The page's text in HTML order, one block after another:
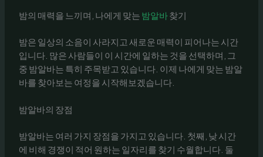
밤의 매력을 느끼며, 나에게 맞는 밤알바찾기
밤은 일상의 소음이 사라지고 새로운 매력이 피어나는 시간
입니다. 많은 사람들이 이 시간에 일하는 것을 선택하며, 그
중 밤알바는 특히 주목받고 있습니다. 이제 나에게 맞는 밤알
바를 찾아보는 여정을 시작해보겠습니다.
밤알바의 장점
밤알바는 여러 가지 장점을 가지고 있습니다. 첫째, 낮 시간
에 비해 경쟁이 적어 원하는 일자리를 찾기 수월합니다. 둘